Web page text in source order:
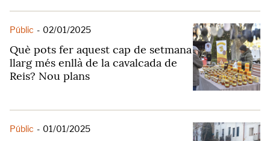
Públic - 02/01/2025
Què pots fer aquest cap de setmana
llarg més enllà de la cavalcada de
Reis? Nou plans
Públic - 01/01/2025